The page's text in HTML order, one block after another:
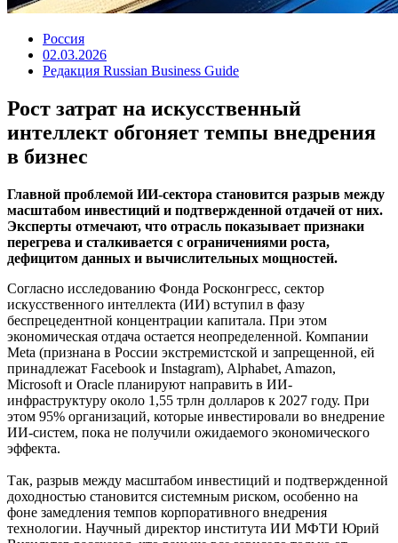
Россия
02.03.2026
Редакция Russian Business Guide
Рост затрат на искусственный
интеллект обгоняет темпы внедрения
в бизнес
Главной проблемой ИИ-сектора становится разрыв между
масштабом инвестиций и подтвержденной отдачей от них.
Эксперты отмечают, что отрасль показывает признаки
перегрева и сталкивается с ограничениями роста,
дефицитом данных и вычислительных мощностей.
Согласно исследованию Фонда Росконгресс, сектор
искусственного интеллекта (ИИ) вступил в фазу
беспрецедентной концентрации капитала. При этом
экономическая отдача остается неопределенной. Компании
Meta (признана в России экстремистской и запрещенной, ей
принадлежат Facebook и Instagram), Alphabet, Amazon,
Microsoft и Oracle планируют направить в ИИ-
инфраструктуру около 1,55 трлн долларов к 2027 году. При
этом 95% организаций, которые инвестировали во внедрение
ИИ-систем, пока не получили ожидаемого экономического
эффекта.
Так, разрыв между масштабом инвестиций и подтвержденной
доходностью становится системным риском, особенно на
фоне замедления темпов корпоративного внедрения
технологии. Научный директор института ИИ МФТИ Юрий